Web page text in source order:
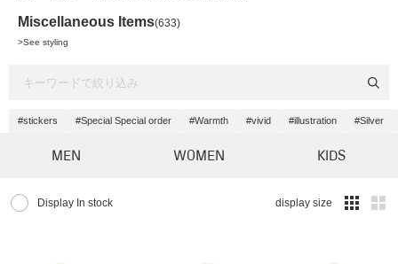
Miscellaneous Items(633)
>See styling
#stickers #Special Special order #Warmth #vivid #illustration #Silver
MEN WOMEN KIDS
Display In stock display size